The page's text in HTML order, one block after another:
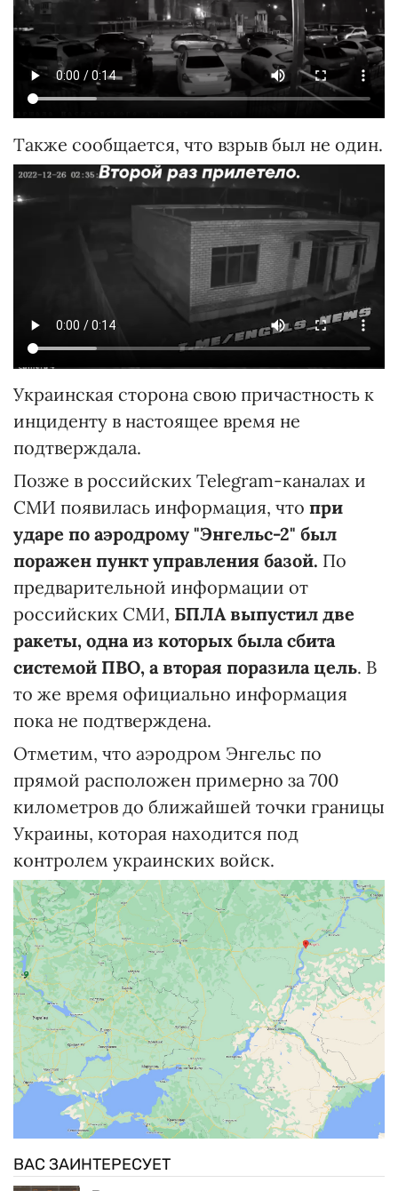
Также сообщается, что взрыв был не один.
Украинская сторона свою причастность к
инциденту в настоящее время не
подтверждала.
Позже в российских Telegram-каналах и
СМИ появилась информация, что при
ударе по аэродрому "Энгельс-2" был
поражен пункт управления базой. По
предварительной информации от
российских СМИ, БПЛА выпустил две
ракеты, одна из которых была сбита
системой ПВО, а вторая поразила цель. В
то же время официально информация
пока не подтверждена.
Отметим, что аэродром Энгельс по
прямой расположен примерно за 700
километров до ближайшей точки границы
Украины, которая находится под
контролем украинских войск.
ВАС ЗАИНТЕРЕСУЕТ